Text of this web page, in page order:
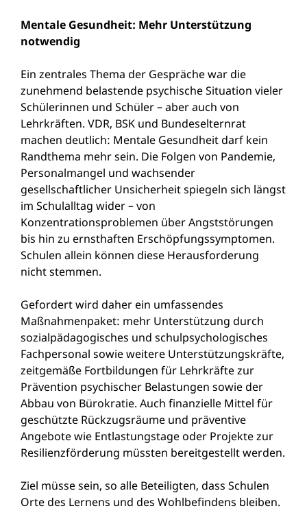
Mentale Gesundheit: Mehr Unterstützung
notwendig
Ein zentrales Thema der Gespräche war die
zunehmend belastende psychische Situation vieler
Schülerinnen und Schüler – aber auch von
Lehrkräften. VDR, BSK und Bundeselternrat
machen deutlich: Mentale Gesundheit darf kein
Randthema mehr sein. Die Folgen von Pandemie,
Personalmangel und wachsender
gesellschaftlicher Unsicherheit spiegeln sich längst
im Schulalltag wider – von
Konzentrationsproblemen über Angststörungen
bis hin zu ernsthaften Erschöpfungssymptomen.
Schulen allein können diese Herausforderung
nicht stemmen.
Gefordert wird daher ein umfassendes
Maßnahmenpaket: mehr Unterstützung durch
sozialpädagogisches und schulpsychologisches
Fachpersonal sowie weitere Unterstützungskräfte,
zeitgemäße Fortbildungen für Lehrkräfte zur
Prävention psychischer Belastungen sowie der
Abbau von Bürokratie. Auch finanzielle Mittel für
geschützte Rückzugsräume und präventive
Angebote wie Entlastungstage oder Projekte zur
Resilienzförderung müssten bereitgestellt werden.
Ziel müsse sein, so alle Beteiligten, dass Schulen
Orte des Lernens und des Wohlbefindens bleiben.